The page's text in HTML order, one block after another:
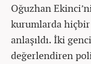
Oğuzhan
kurumlarda hiçbir
anlaşıldı. İki
değerlendiren